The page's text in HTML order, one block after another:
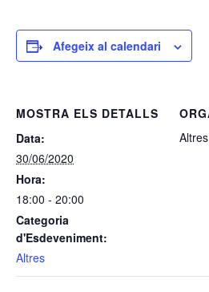
Afegeix al calendari
MOSTRA ELS DETALLS
Data:
30/06/2020
Hora:
18:00 - 20:00
Categoria
d'Esdeveniment:
Altres
Altres